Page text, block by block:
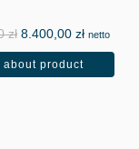
zł 8.400,00 zł netto
about product